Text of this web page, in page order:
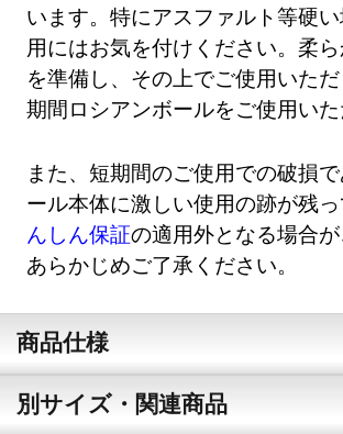
います。特にアスファルト等硬
用にはお気を付けください。柔
を準備し、その上でご使用いた
期間ロシアンボールをご使用いた
また、短期間のご使用での破損
ール本体に激しい使用の跡が残
んしん保証の適用外となる場合が
あらかじめご了承ください。
商品仕様
別サイズ・関連商品